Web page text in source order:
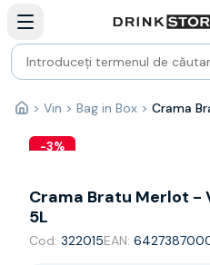
Bauturi fine — selectie
Produse Noi
Cosuri cadou
Pachete & Cadouri
Vin
Tamaioasa
Franta
Spania
Africa de Sud
Acasă
> Vin > Bag in Box >
-3%
Crama Bratu Merlot -
5L
Cod: 322015EAN: